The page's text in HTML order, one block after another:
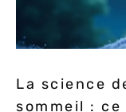
La science
sommeil :